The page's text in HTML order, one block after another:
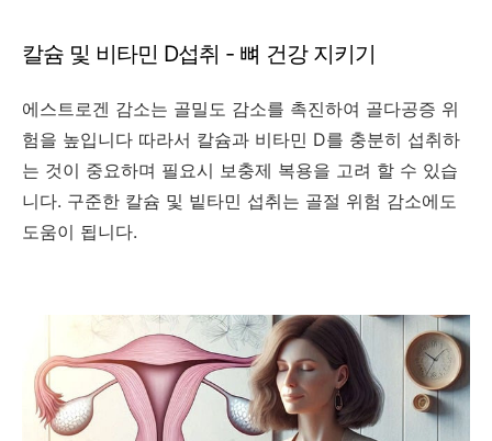
칼슘 및 비타민 D섭취 - 뼈 건강 지키기
에스트로겐 감소는 골밀도 감소를 촉진하여 골다공증 위
험을 높입니다 따라서 칼슘과 비타민 D를 충분히 섭취하
는 것이 중요하며 필요시 보충제 복용을 고려 할 수 있습
니다. 구준한 칼슘 및 빝타민 섭취는 골절 위험 감소에도
도움이 됩니다.